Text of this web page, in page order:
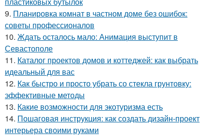
9. Планировка комнат в частном доме без ошибок:
советы профессионалов
10. Ждать осталось мало: Анимация выступит в
Севастополе
11. Каталог проектов домов и коттеджей: как выбрать
идеальный для вас
12. Как быстро и просто убрать со стекла грунтовку:
эффективные методы
13. Какие возможности для экотуризма есть
14. Пошаговая инструкция: как создать дизайн-проект
интерьера своими руками